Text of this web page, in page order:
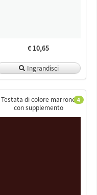
€ 10,65
Ingrandisci
4
Testata di colore marrone
con supplemento